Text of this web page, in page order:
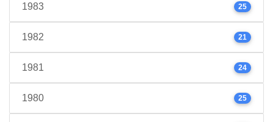
1983 25
1982 21
1981 24
1980 25